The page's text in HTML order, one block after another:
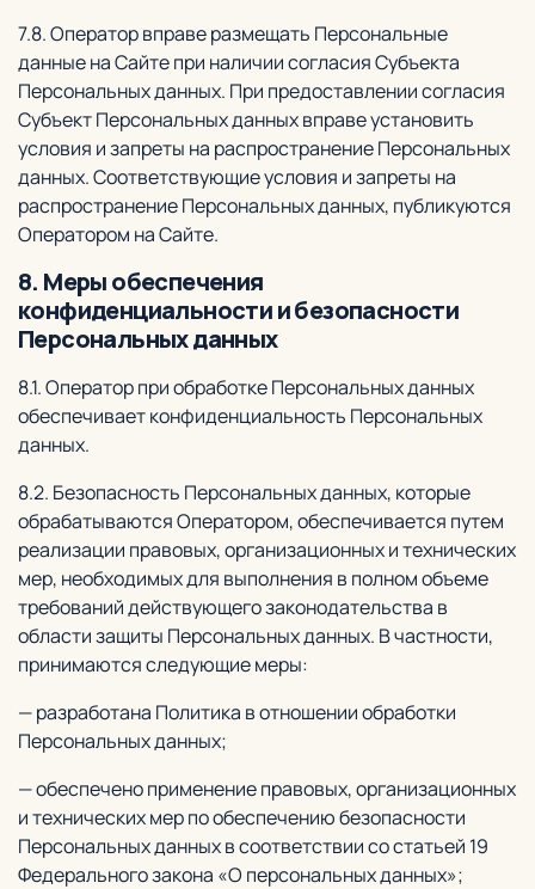
7.8. Оператор вправе размещать Персональные
данные на Сайте при наличии согласия Субъекта
Персональных данных. При предоставлении согласия
Субъект Персональных данных вправе установить
условия и запреты на распространение Персональных
данных. Соответствующие условия и запреты на
распространение Персональных данных, публикуются
Оператором на Сайте.
8. Меры обеспечения
конфиденциальности и безопасности
Персональных данных
8.1. Оператор при обработке Персональных данных
обеспечивает конфиденциальность Персональных
данных.
8.2. Безопасность Персональных данных, которые
обрабатываются Оператором, обеспечивается путем
реализации правовых, организационных и технических
мер, необходимых для выполнения в полном объеме
требований действующего законодательства в
области защиты Персональных данных. В частности,
принимаются следующие меры:
— разработана Политика в отношении обработки
Персональных данных;
— обеспечено применение правовых, организационных
и технических мер по обеспечению безопасности
Персональных данных в соответствии со статьей 19
Федерального закона «О персональных данных»;